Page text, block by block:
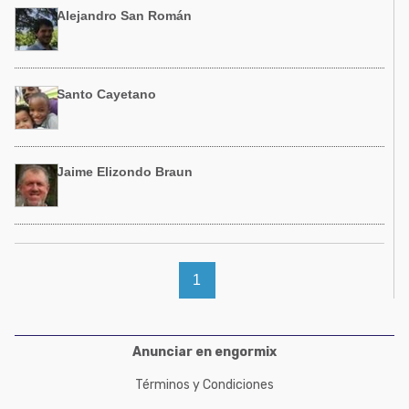
Acuacultura
Micotoxinas
Avicultura
Porcicultura
Balanceados - Piensos
Comunidades en portugués
Avicultura
Porcicultura
Lechería
Alejandro San Román
Santo Cayetano
Jaime Elizondo Braun
1
Anunciar en engormix
Términos y Condiciones